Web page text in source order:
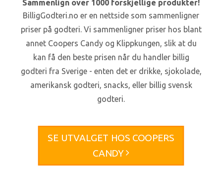
Sammenlign over 1000 forskjellige produkter!
BilligGodteri.no er en nettside som sammenligner
priser på godteri. Vi sammenligner priser hos blant
annet Coopers Candy og Klippkungen, slik at du
kan få den beste prisen når du handler billig
godteri fra Sverige - enten det er drikke, sjokolade,
amerikansk godteri, snacks, eller billig svensk
godteri.
SE UTVALGET HOS COOPERS
CANDY